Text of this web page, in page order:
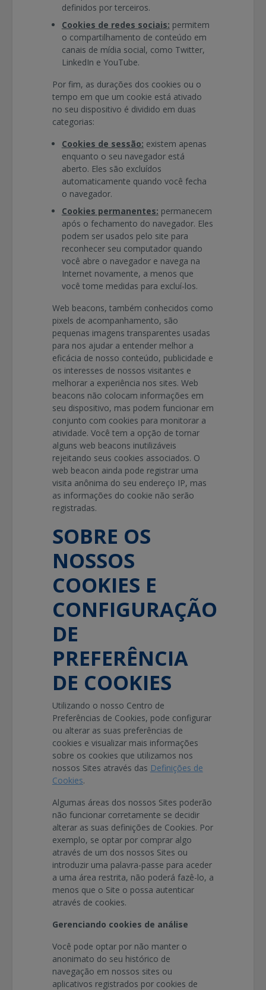
definidos por terceiros.
Cookies de redes sociais: permitem
o compartilhamento de conteúdo em
canais de mídia social, como Twitter,
LinkedIn e YouTube.
Por fim, as durações dos cookies ou o
tempo em que um cookie está ativado
no seu dispositivo é dividido em duas
categorias:
Cookies de sessão: existem apenas
enquanto o seu navegador está
aberto. Eles são excluídos
automaticamente quando você fecha
o navegador.
Cookies permanentes: permanecem
após o fechamento do navegador. Eles
podem ser usados pelo site para
reconhecer seu computador quando
você abre o navegador e navega na
Internet novamente, a menos que
você tome medidas para excluí-los.
Web beacons, também conhecidos como
pixels de acompanhamento, são
pequenas imagens transparentes usadas
para nos ajudar a entender melhor a
eficácia de nosso conteúdo, publicidade e
os interesses de nossos visitantes e
melhorar a experiência nos sites. Web
beacons não colocam informações em
seu dispositivo, mas podem funcionar em
conjunto com cookies para monitorar a
atividade. Você tem a opção de tornar
alguns web beacons inutilizáveis
rejeitando seus cookies associados. O
web beacon ainda pode registrar uma
visita anônima do seu endereço IP, mas
as informações do cookie não serão
registradas.
SOBRE OS
NOSSOS
COOKIES E
CONFIGURAÇÃO
DE
PREFERÊNCIA
DE COOKIES
Utilizando o nosso Centro de
Preferências de Cookies, pode configurar
ou alterar as suas preferências de
cookies e visualizar mais informações
sobre os cookies que utilizamos nos
nossos Sites através das Definições de
Cookies.
Algumas áreas dos nossos Sites poderão
não funcionar corretamente se decidir
alterar as suas definições de Cookies. Por
exemplo, se optar por comprar algo
através de um dos nossos Sites ou
introduzir uma palavra-passe para aceder
a uma área restrita, não poderá fazê-lo, a
menos que o Site o possa autenticar
através de cookies.
Gerenciando cookies de análise
Você pode optar por não manter o
anonimato do seu histórico de
navegação em nossos sites ou
aplicativos registrados por cookies de